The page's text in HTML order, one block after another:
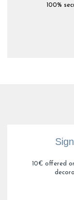
100%
10€ offered